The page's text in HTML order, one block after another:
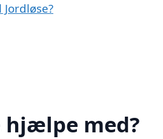
hjælpe med?